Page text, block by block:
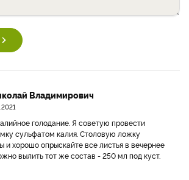
Владимирович
голодание. Я советую провести
сульфатом калия. Столовую ложку
и хорошо опрыскайте все листья в вечернее
вылить тот же состав - 250 мл под куст.